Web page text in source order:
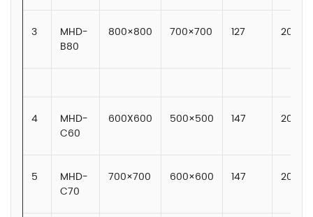
3
MHD-
B80
800×800 700×700 127 20
4
MHD-
C60
600X600 500×500 147 20
5
MHD-
C70
700×700 600×600 147 20